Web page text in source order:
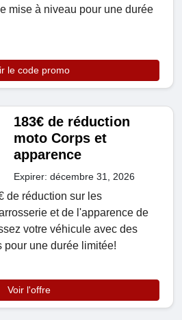
mise à niveau pour une durée
le code promo
183€ de réduction
moto Corps et
apparence
Expirer: décembre 31, 2026
de réduction sur les
et de l'apparence de
votre véhicule avec des
une durée limitée!
Voir l'offre